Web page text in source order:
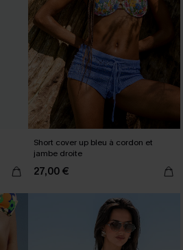
Short cover up bleu à cordon et
jambe droite
27,00 €